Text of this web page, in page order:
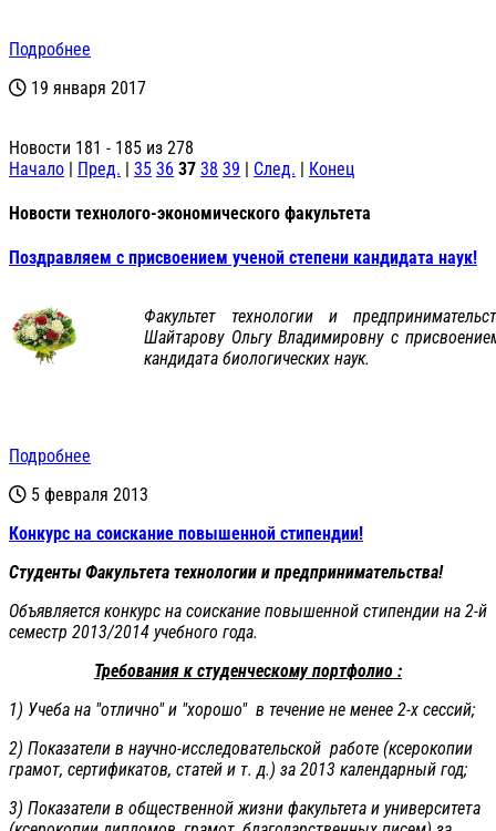
Подробнее
19 января 2017
Новости 181 - 185 из 278
Начало | Пред. | 35 36 37 38 39 | След. | Конец
Новости технолого-экономического факультета
Поздравляем с присвоением ученой степени кандидата наук!
Факультет технологии и
Шайтарову Ольгу Владимировну с
кандидата биологических наук.
Подробнее
5 февраля 2013
Конкурс на соискание повышенной стипендии!
Студенты Факультета технологии и предпринимательства!
Объявляется конкурс на соискание повышенной стипендии на 2-й
семестр 2013/2014 учебного года.
Требования к студенческому портфолио :
1) Учеба на "отлично" и "хорошо" в течение не менее 2-х сессий;
2) Показатели в научно-исследовательской работе (ксерокопии
грамот, сертификатов, статей и т. д.) за 2013 календарный год;
3) Показатели в общественной жизни факультета и университета